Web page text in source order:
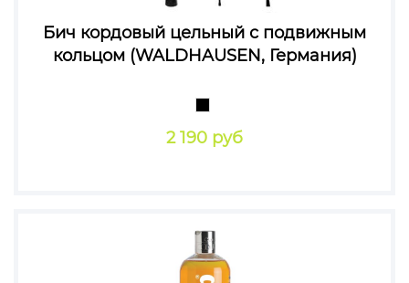
Бич кордовый цельный с подвижным
кольцом (WALDHAUSEN, Германия)
2 190 руб